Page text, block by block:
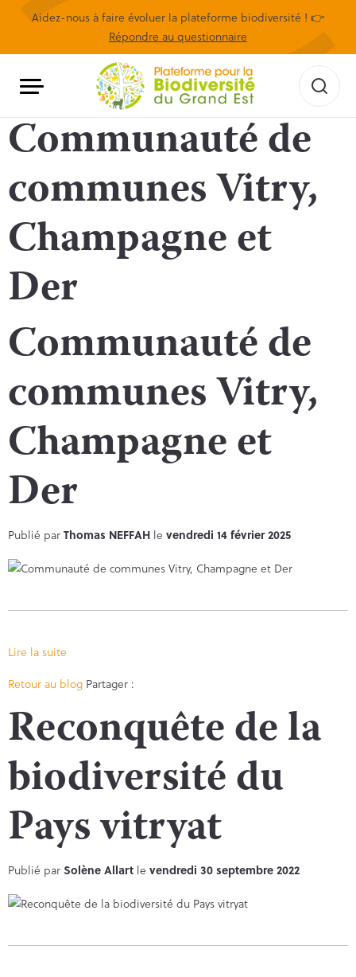
Aidez-nous à faire évoluer la plateforme biodiversité ! 👉
Répondre au questionnaire
Communauté de
communes Vitry,
Champagne et
Der
Communauté de
communes Vitry,
Champagne et
Der
Publié parThomas NEFFAH le vendredi 14 février 2025
Lire la suite
Retour au blog Partager :
Reconquête de la
biodiversité du
Pays vitryat
Publié parSolène Allart le vendredi 30 septembre 2022